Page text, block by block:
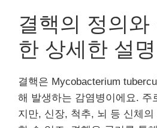
결핵의 정의와
한 상세한 설명
결핵은 Mycobacterium
해 발생하는 감염병이에요. 주
지만, 신장, 척추, 뇌 등 신체